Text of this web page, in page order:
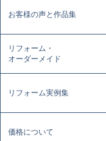
お客様の声と作品集
リフォーム・
オーダーメイド
リフォーム実例集
価格について